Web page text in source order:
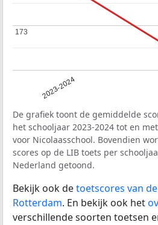
2023-2024
173
173
De grafiek toont de gemiddelde
het schooljaar 2023-2024 tot en
voor Nicolaasschool. Bovendien
scores op de LIB toets per
Nederland getoond.
Bekijk ook detoetscores van
Rotterdam. En bekijk ook het
verschillende soorten toetsen